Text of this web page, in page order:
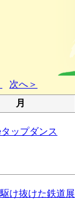
次へ＞
月
ップダンス
け抜けた鉄道展